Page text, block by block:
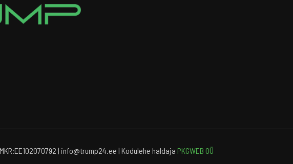
| info@trump24.ee | Kodulehe haldaja PKGWEB OÜ